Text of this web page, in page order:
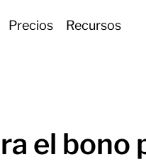
Precios Recursos
el